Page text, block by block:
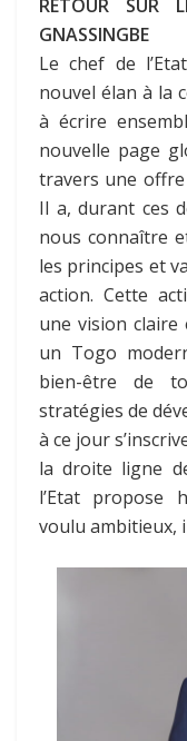
RETOUR SUR
GNASSINGBE
Le chef de
nouvel élan à la
à écrire
nouvelle page
travers une
Il a, durant ces
nous connaître
les principes et
action. Cette
une vision
un Togo
bien-être de
stratégies de
à ce jour
la droite ligne
l’Etat propose
voulu ambitieux,